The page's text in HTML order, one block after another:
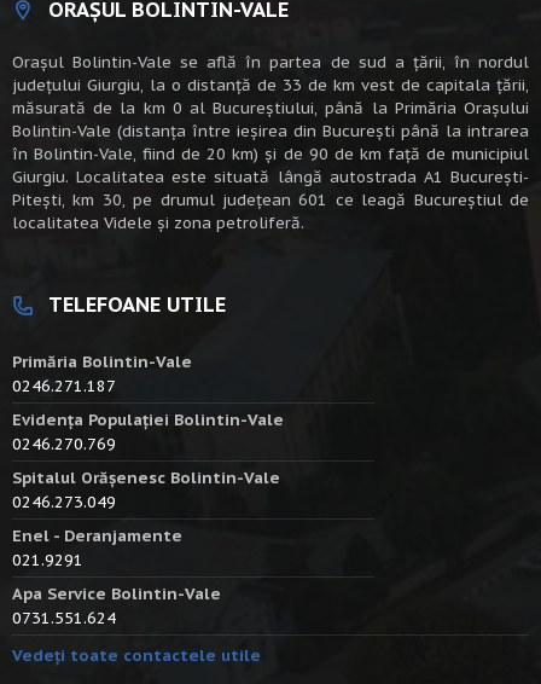
ORAȘUL BOLINTIN-VALE
Oraşul Bolintin-Vale se află în partea de sud a ţării, în nordul
judeţului Giurgiu, la o distanţă de 33 de km vest de capitala țării,
măsurată de la km 0 al Bucureștiului, până la Primăria Orașului
Bolintin-Vale (distanța între ieșirea din București până la intrarea
în Bolintin-Vale, fiind de 20 km) şi de 90 de km faţă de municipiul
Giurgiu. Localitatea este situată lângă autostrada A1 Bucureşti-
Piteşti, km 30, pe drumul judeţean 601 ce leagă Bucureştiul de
localitatea Videle şi zona petroliferă.
TELEFOANE UTILE
Primăria Bolintin-Vale
0246.271.187
Evidența Populației Bolintin-Vale
0246.270.769
Spitalul Orășenesc Bolintin-Vale
0246.273.049
Enel - Deranjamente
021.9291
Apa Service Bolintin-Vale
0731.551.624
Vedeți toate contactele utile